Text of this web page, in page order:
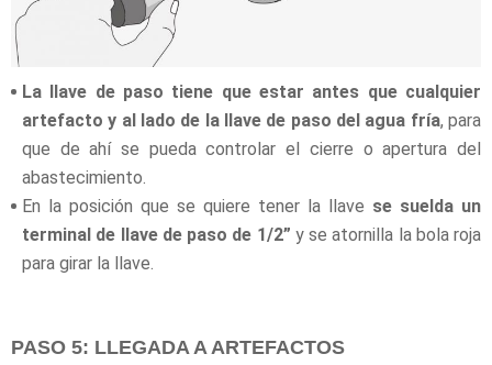
La llave de paso tiene que estar antes que cualquier
artefacto y al lado de la llave de paso del agua fría, para
que de ahí se pueda controlar el cierre o apertura del
abastecimiento.
En la posición que se quiere tener la llave se suelda un
terminal de llave de paso de 1/2” y se atornilla la bola roja
para girar la llave.
PASO 5: LLEGADA A ARTEFACTOS